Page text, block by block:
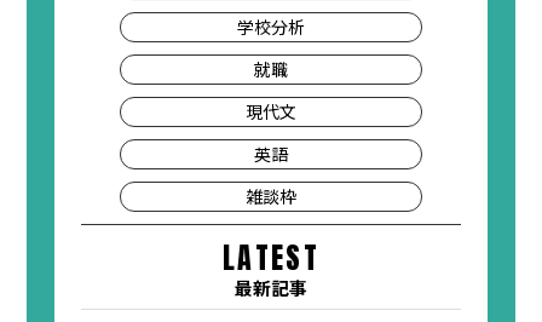
学校分析
就職
現代文
英語
雑談枠
LATEST
最新記事